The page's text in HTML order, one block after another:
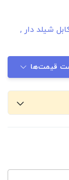
شیلد دار ,
قیمت‌ها